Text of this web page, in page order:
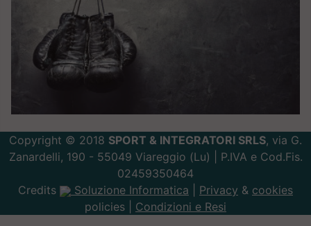
02459350464
Credits
Soluzione Informatica|Privacy&cookies
policies |Condizioni e Resi